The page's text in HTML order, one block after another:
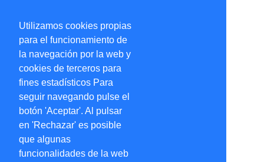
Utilizamos cookies propias
para el funcionamiento de
la navegación por la web y
cookies de terceros para
fines estadísticos Para
seguir navegando pulse el
botón 'Aceptar'. Al pulsar
en 'Rechazar' es posible
que algunas
funcionalidades de la web